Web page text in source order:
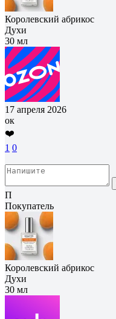
Королевский абрикос
Духи
30 мл
17 апреля 2026
ок
❤️
1 0
П
Покупатель
Королевский абрикос
Духи
30 мл